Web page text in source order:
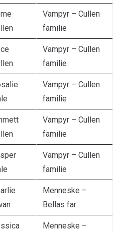
Vampyr – Cullen
familie
Vampyr – Cullen
familie
Vampyr – Cullen
familie
Vampyr – Cullen
familie
Vampyr – Cullen
familie
Menneske –
Bellas far
Menneske –